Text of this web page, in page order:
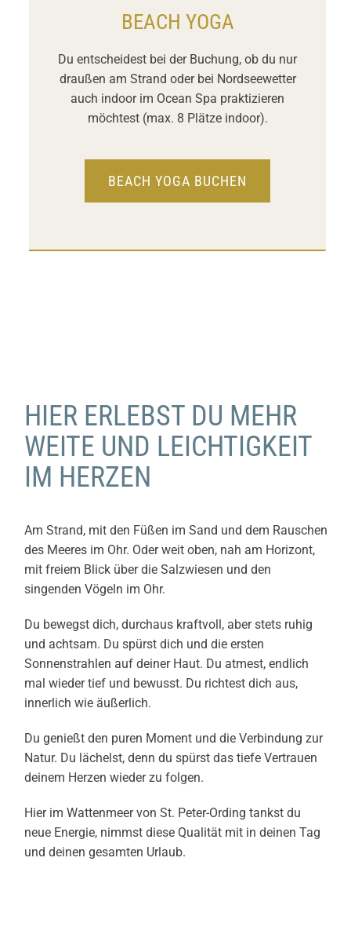
BEACH YOGA
Du entscheidest bei der Buchung, ob du nur
draußen am Strand oder bei Nordseewetter
auch indoor im Ocean Spa praktizieren
möchtest (max. 8 Plätze indoor).
BEACH YOGA BUCHEN
HIER ERLEBST DU MEHR
WEITE UND LEICHTIGKEIT
IM HERZEN
Am Strand, mit den Füßen im Sand und dem Rauschen
des Meeres im Ohr. Oder weit oben, nah am Horizont,
mit freiem Blick über die Salzwiesen und den
singenden Vögeln im Ohr.
Du bewegst dich, durchaus kraftvoll, aber stets ruhig
und achtsam. Du spürst dich und die ersten
Sonnenstrahlen auf deiner Haut. Du atmest, endlich
mal wieder tief und bewusst. Du richtest dich aus,
innerlich wie äußerlich.
Du genießt den puren Moment und die Verbindung zur
Natur. Du lächelst, denn du spürst das tiefe Vertrauen
deinem Herzen wieder zu folgen.
Hier im Wattenmeer von St. Peter-Ording tankst du
neue Energie, nimmst diese Qualität mit in deinen Tag
und deinen gesamten Urlaub.